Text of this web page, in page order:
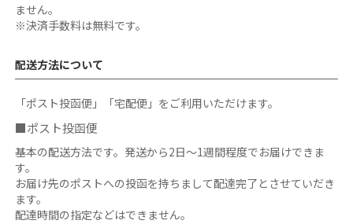
ません。
※決済手数料は無料です。
配送方法について
「ポスト投函便」「宅配便」をご利用いただけます。
■ポスト投函便
基本の配送方法です。発送から2日～1週間程度でお届けできま
す。
お届け先のポストへの投函を持ちまして配達完了とさせていだき
ます。
配達時間の指定などはできません。